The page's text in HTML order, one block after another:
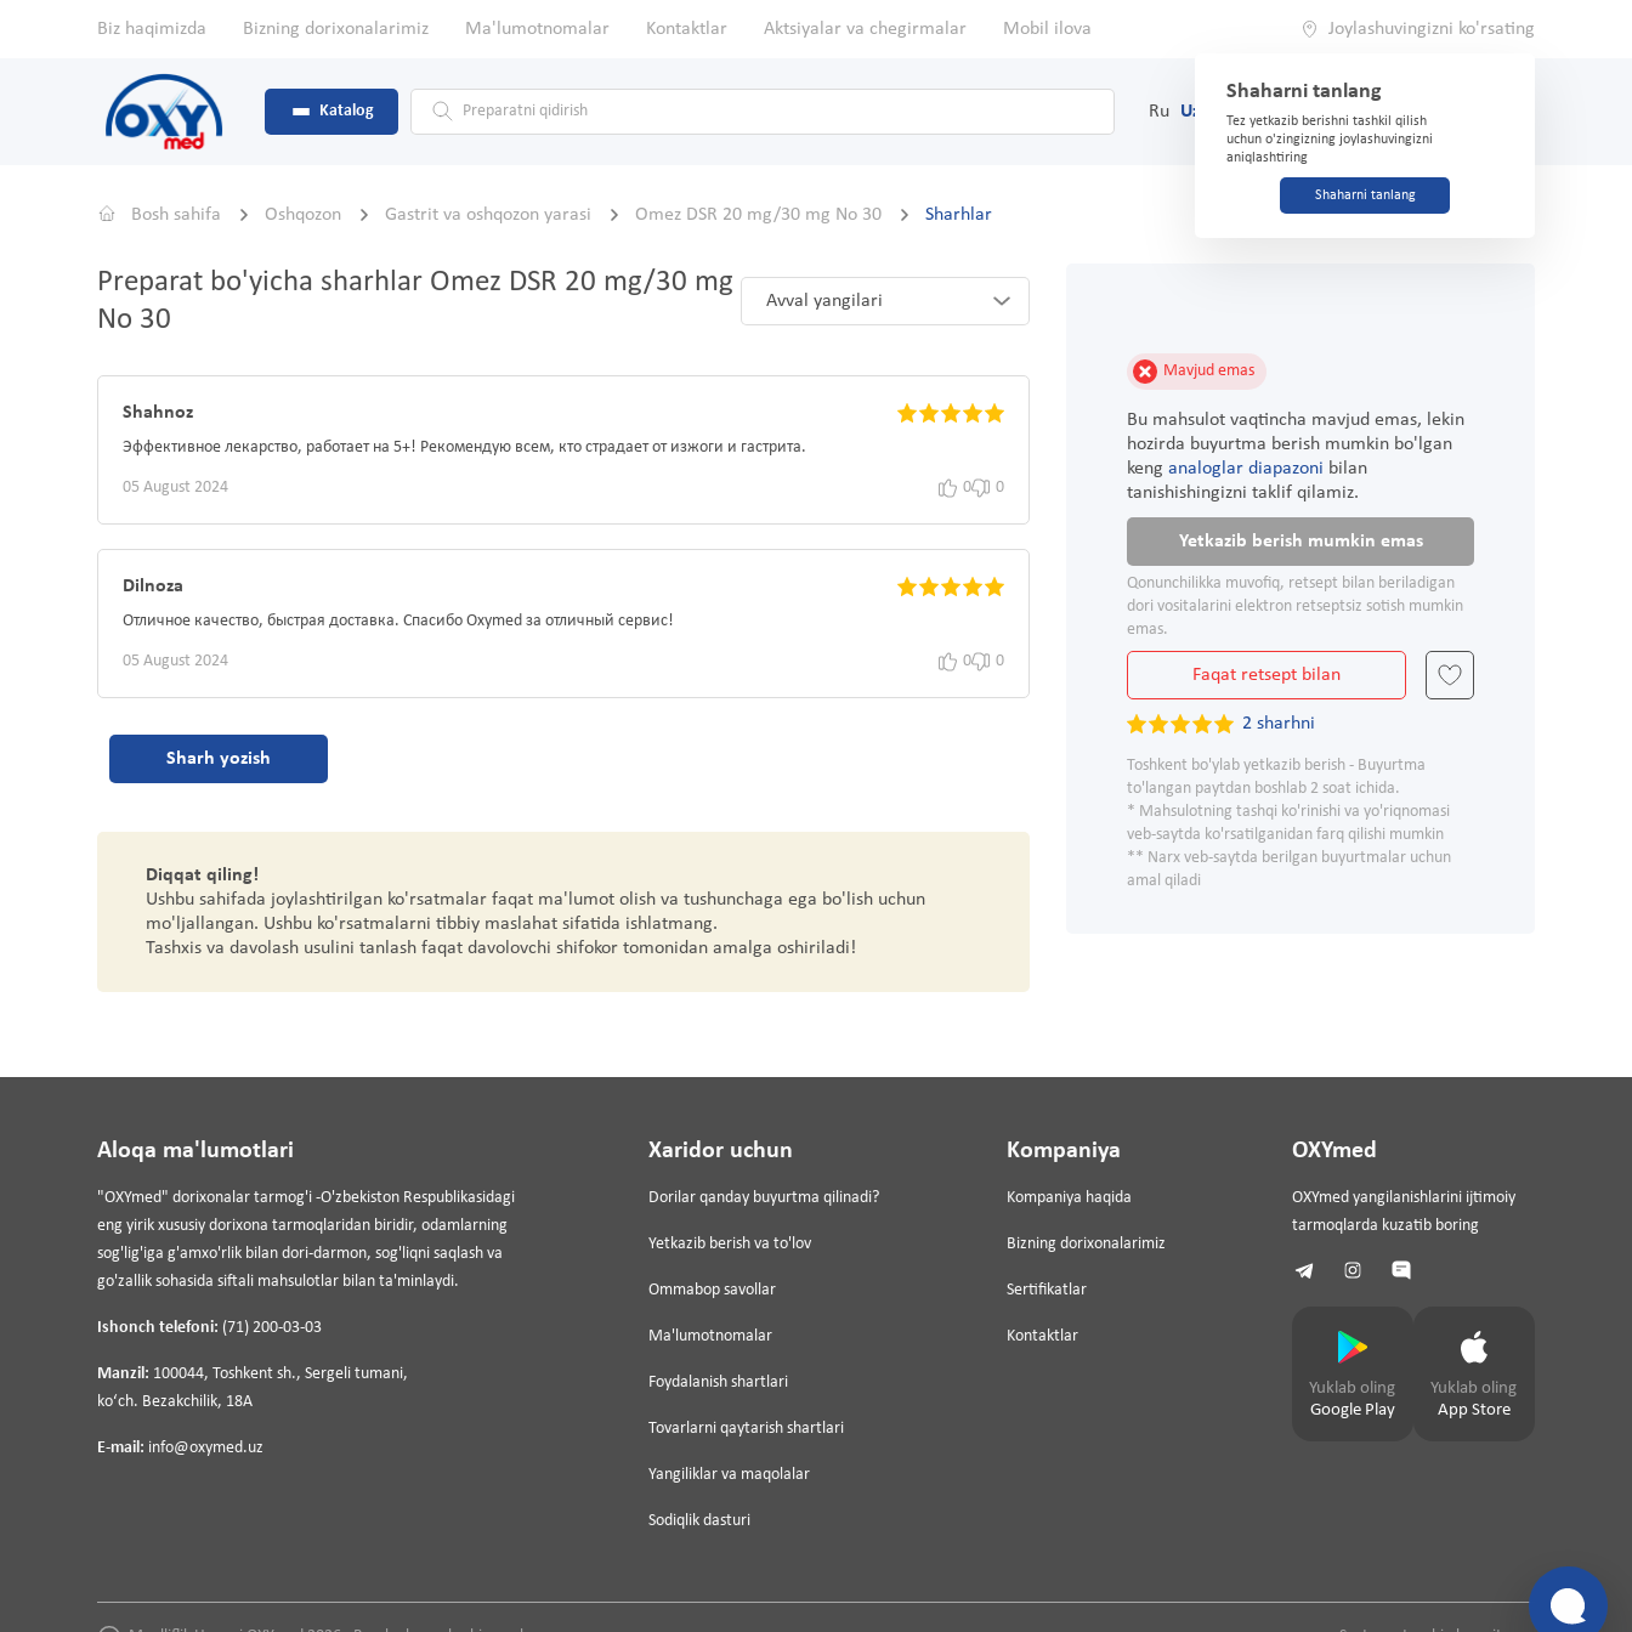
Biz haqimizda Bizning dorixonalarimiz Ma'lumotnomalar Kontaktlar Aktsiyalar va chegirmalar Mobil ilova Joylashuvingizni ko'rsating
Shaharni tanlang
Tez yetkazib berishni tashkil qilish
uchun o'zingizning joylashuvingizni
aniqlashtiring
Shaharni tanlang
Katalog Ru Uz (71) 200-03-03
Bosh sahifa Oshqozon Gastrit va oshqozon yarasi Omez DSR 20 mg/30 mg No 30 Sharhlar
Preparat bo'yicha sharhlar Omez DSR 20 mg/30 mg
No 30
Avval yangilari
Shahnoz
Эффективное лекарство, работает на 5+! Рекомендую всем, кто страдает от изжоги и гастрита.
05 August 2024 0 0
Dilnoza
Отличное качество, быстрая доставка. Спасибо Oxymed за отличный сервис!
05 August 2024 0 0
Sharh yozish
Diqqat qiling!
Ushbu sahifada joylashtirilgan ko'rsatmalar faqat ma'lumot olish va tushunchaga ega bo'lish uchun
mo'ljallangan. Ushbu ko'rsatmalarni tibbiy maslahat sifatida ishlatmang.
Tashxis va davolash usulini tanlash faqat davolovchi shifokor tomonidan amalga oshiriladi!
Mavjud emas
Bu mahsulot vaqtincha mavjud emas, lekin
hozirda buyurtma berish mumkin bo'lgan
keng analoglar diapazoni bilan
tanishishingizni taklif qilamiz.
Yetkazib berish mumkin emas
Qonunchilikka muvofiq, retsept bilan beriladigan
dori vositalarini elektron retseptsiz sotish mumkin
emas.
Faqat retsept bilan
2 sharhni
Toshkent bo'ylab yetkazib berish - Buyurtma
to'langan paytdan boshlab 2 soat ichida.
* Mahsulotning tashqi ko'rinishi va yo'riqnomasi
veb-saytda ko'rsatilganidan farq qilishi mumkin
** Narx veb-saytda berilgan buyurtmalar uchun
amal qiladi
Aloqa ma'lumotlari
"OXYmed" dorixonalar tarmog'i -O'zbekiston Respublikasidagi
eng yirik xususiy dorixona tarmoqlaridan biridir, odamlarning
sog'lig'iga g'amxo'rlik bilan dori-darmon, sog'liqni saqlash va
go'zallik sohasida siftali mahsulotlar bilan ta'minlaydi.
Ishonch telefoni: (71) 200-03-03
Manzil: 100044, Toshkent sh., Sergeli tumani,
koʻch. Bezakchilik, 18A
E-mail: info@oxymed.uz
Xaridor uchun
Dorilar qanday buyurtma qilinadi?
Yetkazib berish va to'lov
Ommabop savollar
Ma'lumotnomalar
Foydalanish shartlari
Tovarlarni qaytarish shartlari
Yangiliklar va maqolalar
Sodiqlik dasturi
Kompaniya
Kompaniya haqida
Bizning dorixonalarimiz
Sertifikatlar
Kontaktlar
OXYmed
OXYmed yangilanishlarini ijtimoiy
tarmoqlarda kuzatib boring
Yuklab oling
Google Play
Yuklab oling
App Store